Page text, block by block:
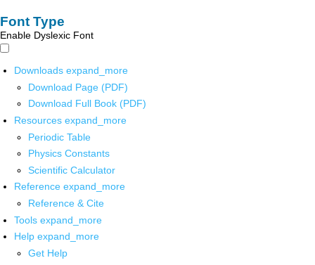
Font Type
Enable Dyslexic Font
Downloads expand_more
Download Page (PDF)
Download Full Book (PDF)
Resources expand_more
Periodic Table
Physics Constants
Scientific Calculator
Reference expand_more
Reference & Cite
Tools expand_more
Help expand_more
Get Help